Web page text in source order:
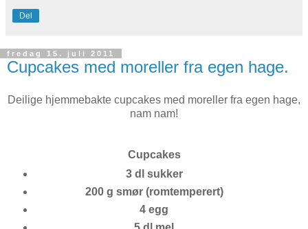
Del
fredag 15. juli 2011
Cupcakes med moreller fra egen hage.
Deilige hjemmebakte cupcakes med moreller fra egen hage,
nam nam!
Cupcakes
3 dl sukker
200 g smør (romtemperert)
4 egg